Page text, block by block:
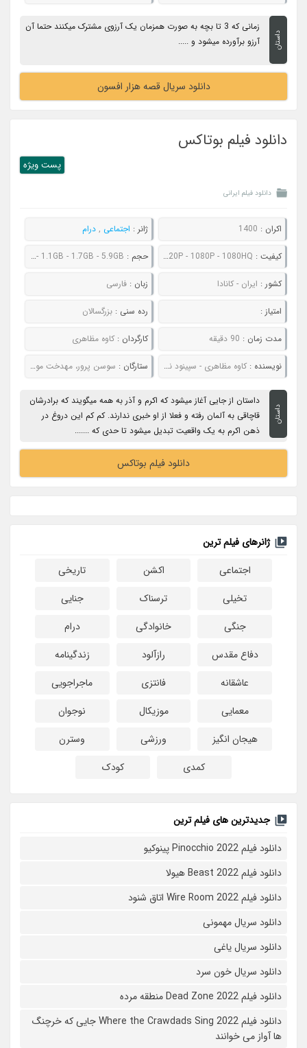
داستان
زمانی که 3 تا بچه به صورت همزمان یک آرزوی مشترک میکنند حتما آن
آرزو برآورده میشود و .....
دانلود سریال قصه هزار افسون
دانلود فیلم بوتاکس
پست ويژه
دانلود فیلم ایرانی
اکران : 1400 ژانر : اجتماعی , درام
کیفیت : 480P - 720P - 1080P - 1080HQ حجم : 307MB - 548MB - 1.1GB - 1.7GB - 5.9GB
کشور : ایران - کانادا زبان : فارسی
امتیاز : رده سنی : بزرگسالان
مدت زمان : 90 دقیقه کارگردان : کاوه مظاهری
نویسنده :کاوه مظاهری - سپینود ناجیان ستارگان : سوسن پرور، مهدخت مولایی، سروش سعیدی، محسن کیانی
داستان
داستان از جایی آغاز میشود که اکرم و آذر به همه میگویند که برادرشان
قاچاقی به آلمان رفته و فعلا از او خبری ندارند. کم کم این دروغ در
ذهن اکرم به یک واقعیت تبدیل میشود تا حدی که .......
دانلود فیلم بوتاکس
ژانرهای فیلم ترین
اجتماعی
اکشن
تاریخی
تخیلی
ترسناک
جنایی
جنگی
خانوادگی
درام
دفاع مقدس
رازآلود
زندگینامه
عاشقانه
فانتزی
ماجراجویی
معمایی
موزیکال
نوجوان
هیجان انگیز
ورزشی
وسترن
کمدی
کودک
جدیدترین های فیلم ترین
دانلود فیلم Pinocchio 2022 پینوکیو
دانلود فیلم Beast 2022 هیولا
دانلود فیلم Wire Room 2022 اتاق شنود
دانلود سریال مهمونی
دانلود سریال یاغی
دانلود سریال خون سرد
دانلود فیلم 2022 Dead Zone منطقه مرده
دانلود فیلم Where the Crawdads Sing 2022 جایی که خرچنگ
ها آواز می خوانند